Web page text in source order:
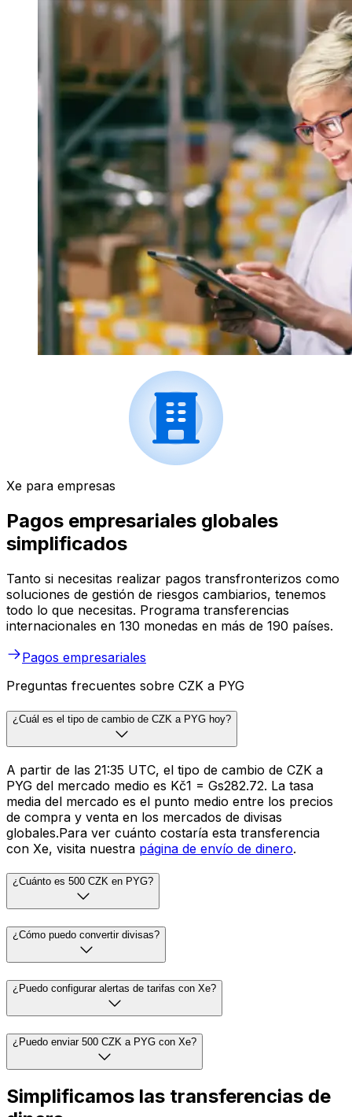
Xe para empresas
Pagos empresariales globales
simplificados
Tanto si necesitas realizar pagos transfronterizos como
soluciones de gestión de riesgos cambiarios, tenemos
todo lo que necesitas. Programa transferencias
internacionales en 130 monedas en más de 190 países.
Pagos empresariales
Preguntas frecuentes sobre CZK a PYG
¿Cuál es el tipo de cambio de CZK a PYG hoy?
A partir de las 21:35 UTC, el tipo de cambio de CZK a
PYG del mercado medio es Kč1 = Gs282.72. La tasa
media del mercado es el punto medio entre los precios
de compra y venta en los mercados de divisas
globales.Para ver cuánto costaría esta transferencia
con Xe, visita nuestra página de envío de dinero.
¿Cuánto es 500 CZK en PYG?
¿Cómo puedo convertir divisas?
¿Puedo configurar alertas de tarifas con Xe?
¿Puedo enviar 500 CZK a PYG con Xe?
Simplificamos las transferencias de